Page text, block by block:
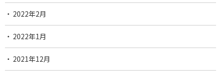
2022年2月
2022年1月
2021年12月